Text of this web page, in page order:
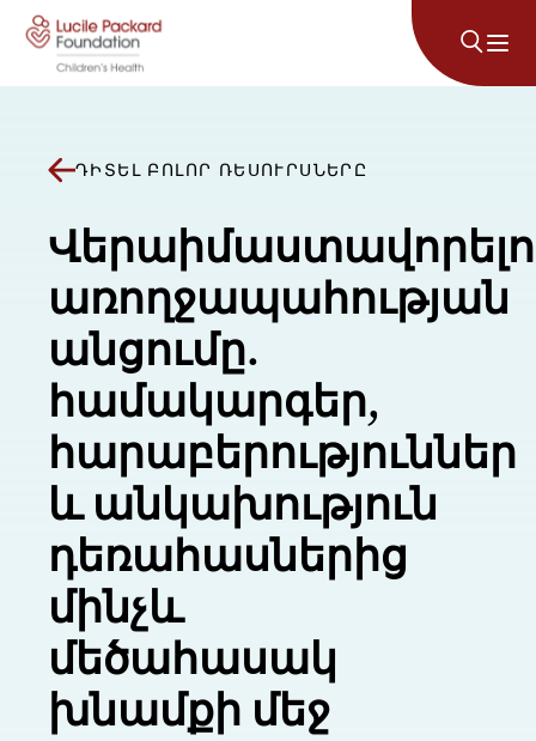
Անցնել բովանդակությանը
ԴԻՏԵԼ ԲՈԼՈՐ ՌԵՍՈՒՐՍՆԵՐԸ
առողջապահության
անցումը.
համակարգեր,
հարաբերություններ
և անկախություն
դեռահասներից
մինչև
մեծահասակ
խնամքի մեջ